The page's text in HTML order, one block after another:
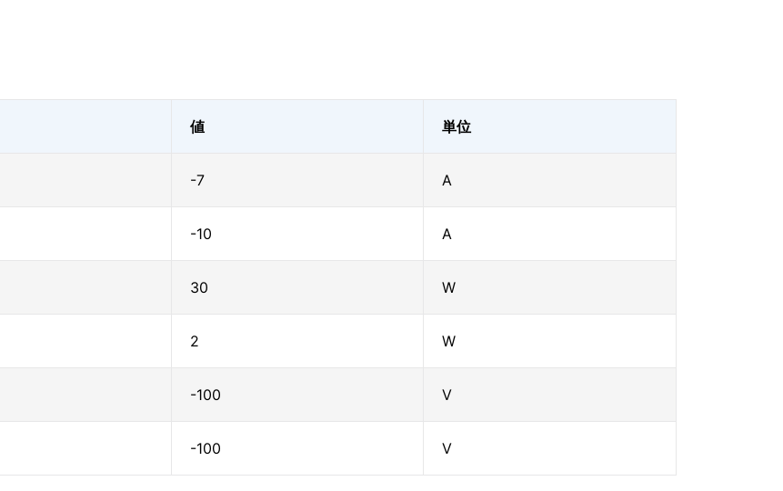
値 単位
-7 A
-10 A
30 W
2 W
-100 V
-100 V